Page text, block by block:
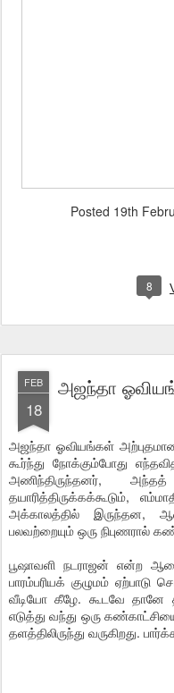
Posted 19th
8
FEB
18
அஜந்தா
அஜந்தா ஓவியங்கள்
கூர்ந்து நோக்கும்போது
அணிந்திருந்தனர்,
தயாரித்திருக்கக்கூடும்,
அக்காலத்தில் இருந்தன,
பலவற்றையும் ஒரு நிபுணரால்
பூஷாவளி நடராஜன் என்ற
பாரம்பரியக் குழுமம் ஏற்பாடு
வீடியோ கீழே. கூடவே தானே
எடுத்து வந்து ஒரு
தளத்திலிருந்து வருகிறது.